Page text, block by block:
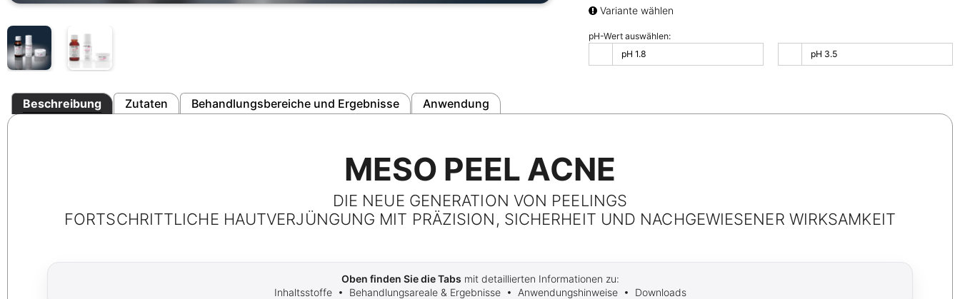
Variante wählen
pH-Wert auswählen:
pH 1.8
pH 3.5
Beschreibung Zutaten Behandlungsbereiche und Ergebnisse Anwendung
MESO PEEL ACNE
DIE NEUE GENERATION VON PEELINGS
FORTSCHRITTLICHE HAUTVERJÜNGUNG MIT PRÄZISION, SICHERHEIT UND NACHGEWIESENER WIRKSAMKEIT
Oben finden Sie die Tabs mit detaillierten Informationen zu:
Inhaltsstoffe • Behandlungsareale & Ergebnisse • Anwendungshinweise • Downloads